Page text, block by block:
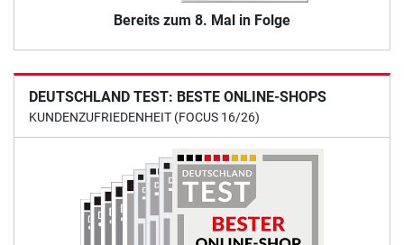
Bereits zum 8. Mal in Folge
DEUTSCHLAND TEST: BESTE ONLINE-SHOPS
KUNDENZUFRIEDENHEIT (FOCUS 16/26)